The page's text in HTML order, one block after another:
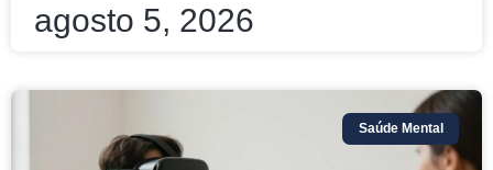
agosto 5, 2026
Saúde Mental